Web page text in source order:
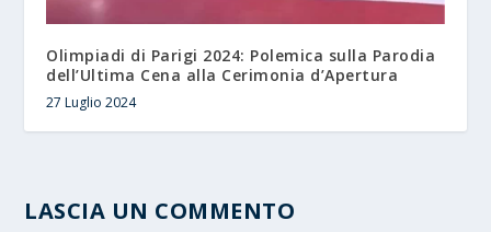
Olimpiadi di Parigi 2024: Polemica sulla Parodia
dell’Ultima Cena alla Cerimonia d’Apertura
27 Luglio 2024
LASCIA UN COMMENTO